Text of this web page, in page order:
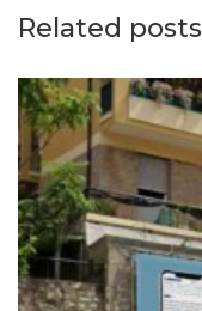
Related posts